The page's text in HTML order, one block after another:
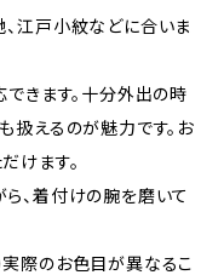
江戸小紋などに合いま
きます。十分外出の時
扱えるのが魅力です。お
けます。
、着付けの腕を磨いて
実際のお色目が異なるこ